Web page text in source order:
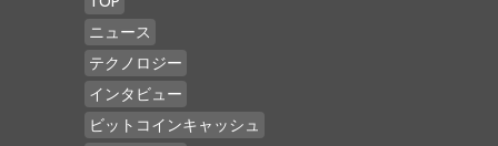
ニュース
テクノロジー
インタビュー
ビットコインキャッシュ